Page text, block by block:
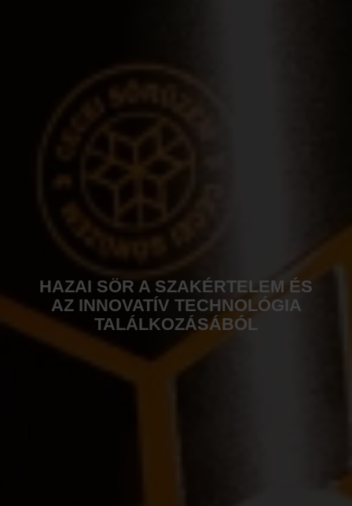
HAZAI SÖR A SZAKÉRTELEM ÉS
AZ INNOVATÍV TECHNOLÓGIA
TALÁLKOZÁSÁBÓL